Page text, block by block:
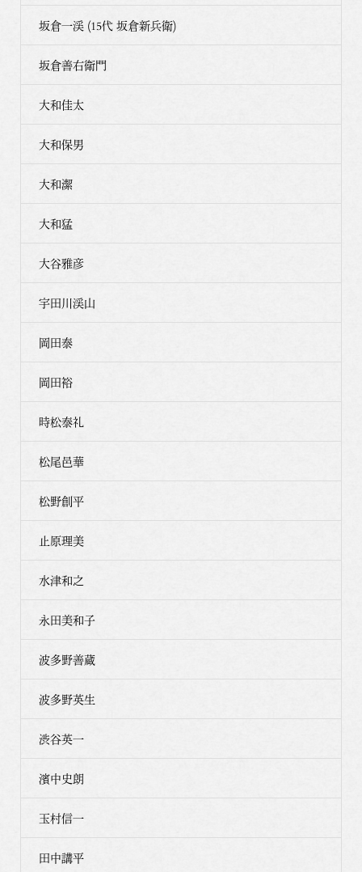
坂倉一渓 (15代 坂倉新兵衛)
坂倉善右衛門
大和佳太
大和保男
大和潔
大和猛
大谷雅彦
宇田川渓山
岡田泰
岡田裕
時松泰礼
松尾邑華
松野創平
止原理美
水津和之
永田美和子
波多野善蔵
波多野英生
渋谷英一
濱中史朗
玉村信一
田中講平